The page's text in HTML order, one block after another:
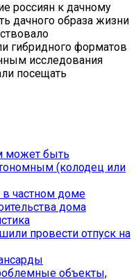
россиян к дачному
дачного образа жизни
гибридного форматов
исследования
посещать
может быть
(колодец или
в частном доме
дома
провести отпуск на
объекты,